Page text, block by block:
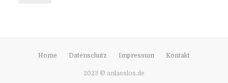
Home Datenschutz Impressum Kontakt
2023 © anlasslos.de